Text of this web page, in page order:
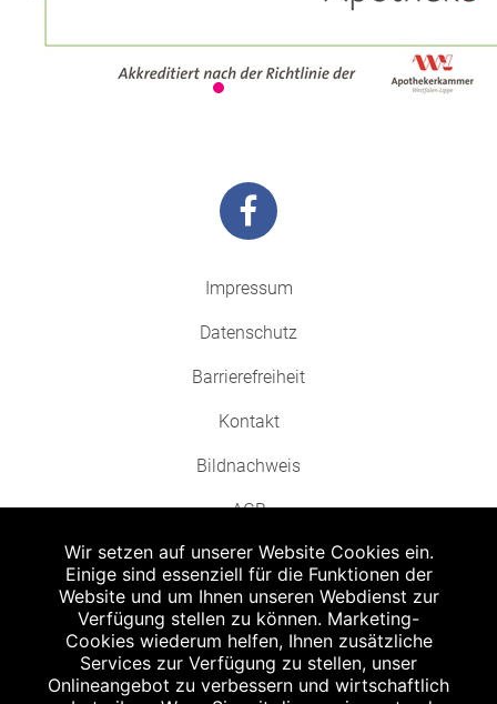
Impressum
Datenschutz
Barrierefreiheit
Kontakt
Bildnachweis
AGB
Abgabe in haushaltsüblichen Mengen, solange der Vorrat reicht. Für Druck-
und Satzfehler keine Haftung.
Zu Risiken und Nebenwirkungen lesen Sie die Packungsbeilage und fragen
Wir setzen auf unserer Website Cookies ein.
Einige sind essenziell für die Funktionen der
Website und um Ihnen unseren Webdienst zur
Verfügung stellen zu können. Marketing-
Cookies wiederum helfen, Ihnen zusätzliche
Services zur Verfügung zu stellen, unser
Onlineangebot zu verbessern und wirtschaftlich